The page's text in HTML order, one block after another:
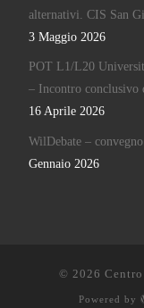
alternativi. CIS San
3 Maggio 2026
POT L1/L20
– Incontro conclusivo
16 Aprile 2026
WilDebate –
Gennaio 2026
© 2026
Powered by